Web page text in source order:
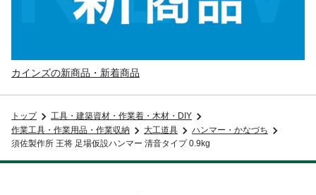
カインズの新商品・新着商品
トップ
工具・建築資材・作業着・木材・DIY
作業工具・作業用品・作業収納
大工道具
ハンマー・かなづち
須佐製作所 王将 足場仮設ハンマー 清音タイプ 0.9kg